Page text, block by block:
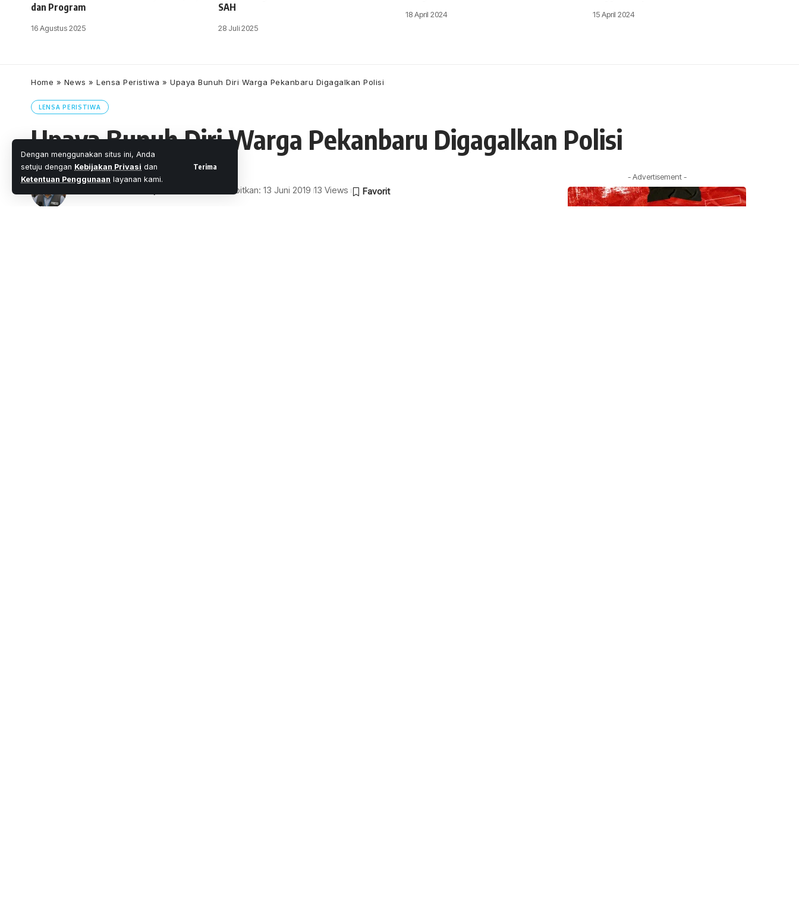
Dengan menggunakan situs ini, Anda
setuju dengan Kebijakan Privasi dan
Ketentuan Penggunaan layanan kami.
Terima
dan Program
16 Agustus 2025
SAH
28 Juli 2025
18 April 2024 15 April 2024
Home » News » Lensa Peristiwa » Upaya Bunuh Diri Warga Pekanbaru Digagalkan Polisi
LENSA PERISTIWA
Upaya Bunuh Diri Warga Pekanbaru Digagalkan Polisi
Diterbitkan: 13 Juni 2019 13 Views
- Advertisement -